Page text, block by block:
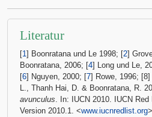
Literatur
[1] Boonratana und Le 1998; [2]
Boonratana, 2006; [4] Long und Le,
[6] Nguyen, 2000; [7] Rowe, 1996;
L., Thanh Hai, D. & Boonratana, R.
avunculus. In: IUCN 2010. IUCN
Version 2010.1. <www.iucnredlist.org